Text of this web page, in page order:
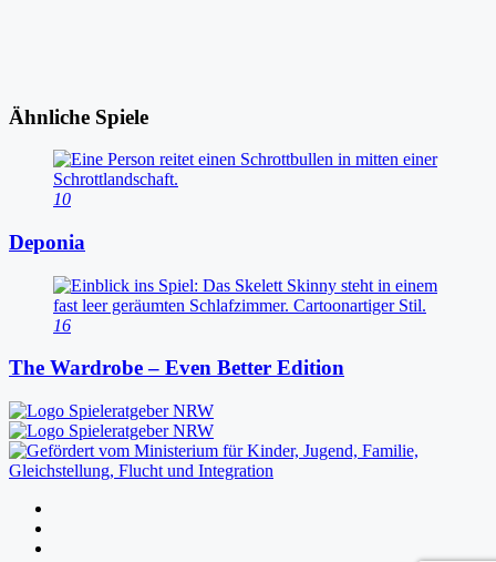
Ähnliche Spiele
10
Deponia
16
The Wardrobe – Even Better Edition